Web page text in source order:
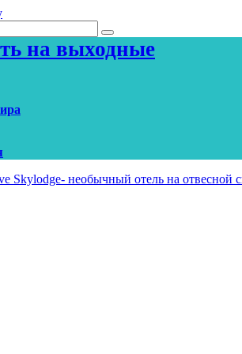
на выходные
Skylodge- необычный отель на отвесной